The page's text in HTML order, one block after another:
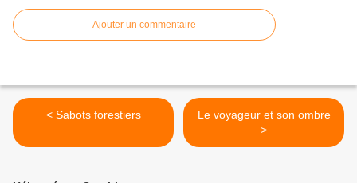
Ajouter un commentaire
< Sabots forestiers
Le voyageur et son ombre
>